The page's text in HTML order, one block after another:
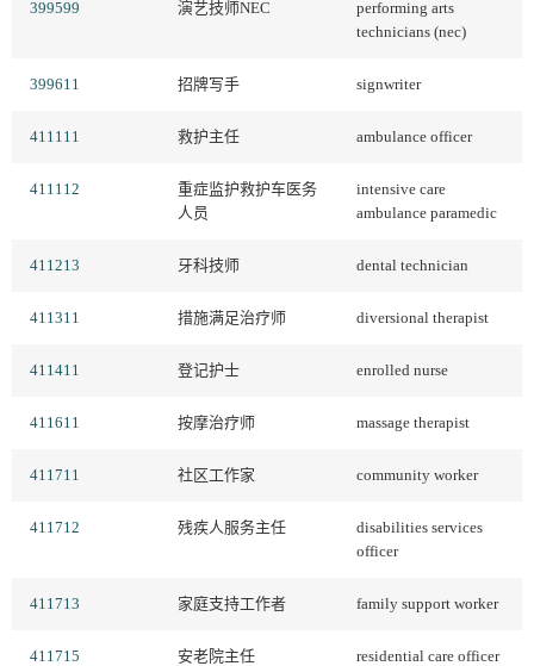
399599 演艺技师NEC
performing arts
technicians (nec)
399611 招牌写手 signwriter
411111 救护主任 ambulance officer
411112
重症监护救护车医务
人员
intensive care
ambulance paramedic
411213 牙科技师 dental technician
411311 措施满足治疗师 diversional therapist
411411 登记护士 enrolled nurse
411611 按摩治疗师 massage therapist
411711 社区工作家 community worker
411712 残疾人服务主任
disabilities services
officer
411713 家庭支持工作者 family support worker
411715 安老院主任 residential care officer